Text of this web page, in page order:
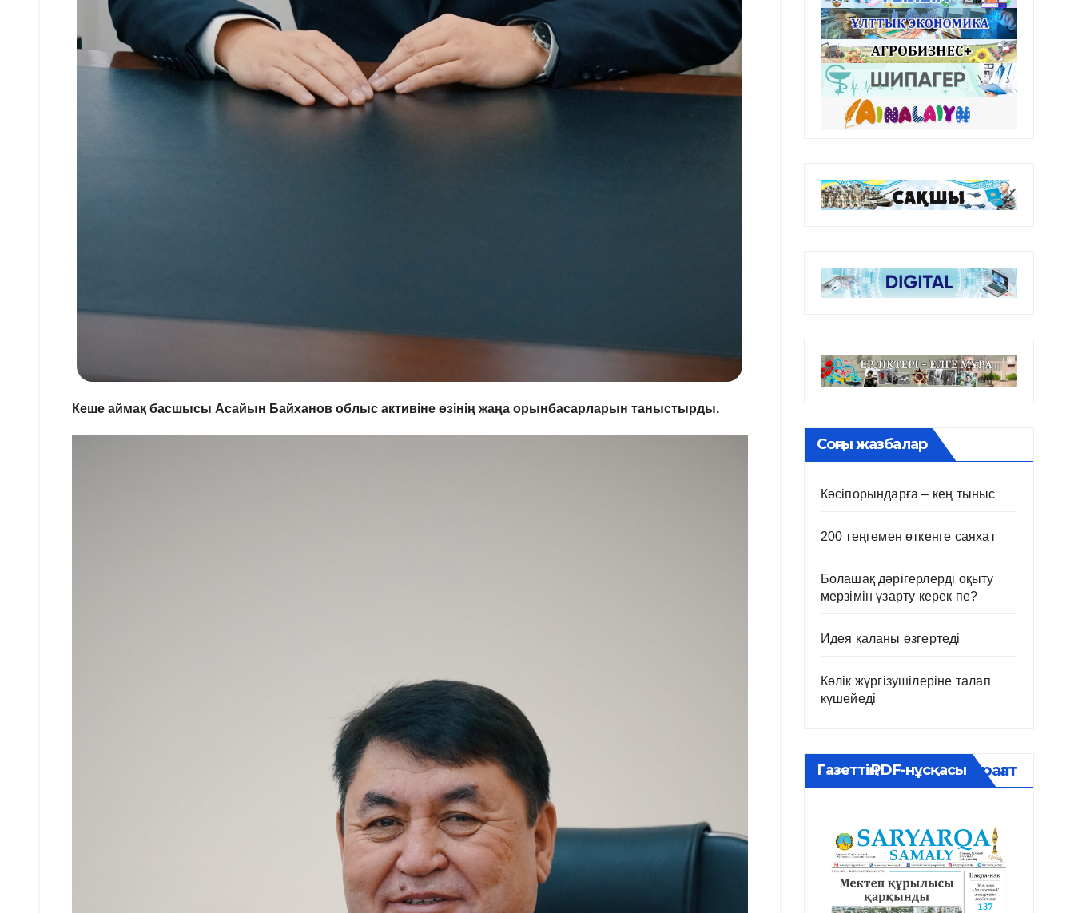
Кеше аймақ басшысы Асайын Байханов облыс активіне өзінің жаңа орынбасарларын таныстырды.
Соңғы жазбалар
Кәсіпорындарға – кең тыныс
200 теңгемен өткенге саяхат
Болашақ дәрігерлерді оқыту
мерзімін ұзарту керек пе?
Идея қаланы өзгертеді
Көлік жүргізушілеріне талап
күшейеді
Газеттің PDF-нұсқасыМұрағат